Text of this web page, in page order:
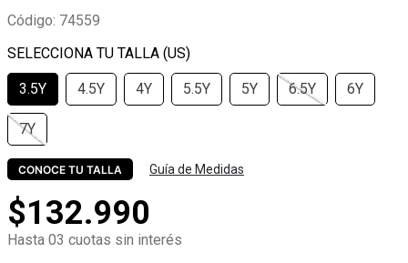
Código: 74559
3.5Y 4.5Y 4Y 5.5Y 5Y 6.5Y 6Y
7Y
CONOCE TU TALLA Guía de Medidas
$132.990
Hasta 03 cuotas sin interés